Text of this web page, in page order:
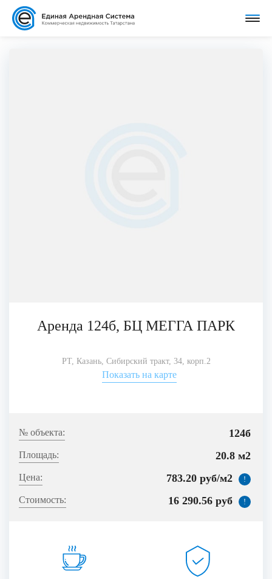
Аренда 124б, БЦ МЕГГА ПАРК
РТ, Казань, Сибирский тракт, 34, корп.2
Показать на карте
124б
20.8 м2
783.20 руб/м2
!
16 290.56 руб !